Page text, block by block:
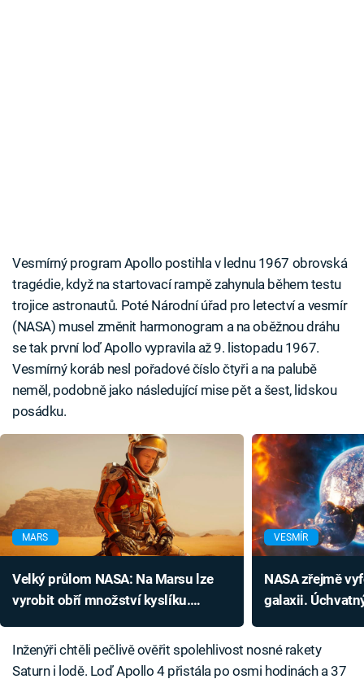
Vesmírný program Apollo postihla v lednu 1967 obrovská
tragédie, když na startovací rampě zahynula během testu
trojice astronautů. Poté Národní úřad pro letectví a vesmír
(NASA) musel změnit harmonogram a na oběžnou dráhu
se tak první loď Apollo vypravila až 9. listopadu 1967.
Vesmírný koráb nesl pořadové číslo čtyři a na palubě
neměl, podobně jako následující mise pět a šest, lidskou
posádku.
MARS
Velký průlom NASA: Na Marsu lze
vyrobit obří množství kyslíku.
VESMÍR
NASA zřejmě
galaxii.
Inženýři chtěli pečlivě ověřit spolehlivost nosné rakety
Saturn i lodě. Loď Apollo 4 přistála po osmi hodinách a 37